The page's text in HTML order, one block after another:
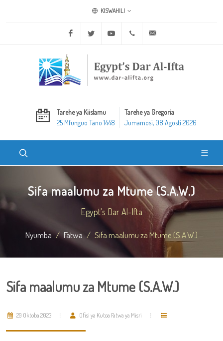
KISWAHILI
Facebook Twitter Youtube +20 2 25970400
Tarehe ya Kiislamu
25 Mfunguo Tano 1448
Tarehe ya Gregoria
Jumamosi, 08 Agosti 2026
Sifa maalumu za Mtume (S.A.W.)
Egypt's Dar Al-Ifta
Nyumba Fatwa Sifa maalumu za Mtume (S.A.W.)
Sifa maalumu za Mtume (S.A.W.)
29 Oktoba 2023 Ofisi ya Kutoa Fatwa ya Misri